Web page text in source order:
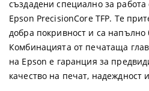
създадени специално за
Epson PrecisionCore TFP. Те
добра покривност и са напълно
Комбинацията от печатаща
на Epson е гаранция за
качество на печат, надеждност